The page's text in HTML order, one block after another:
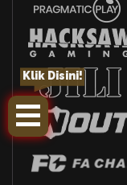
Klik Disini!